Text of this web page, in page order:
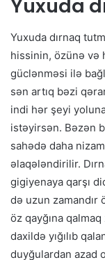
Yuxuda
Yuxuda dırnaq
hissinin, özünə və
güclənməsi ilə
sən artıq bəzi
indi hər şeyi
istəyirsən. Bəzən
sahədə daha
əlaqələndirilir.
gigiyenaya qarşı
də uzun zamandır
öz qayğına qalmaq
daxildə yığılıb
duyğulardan azad